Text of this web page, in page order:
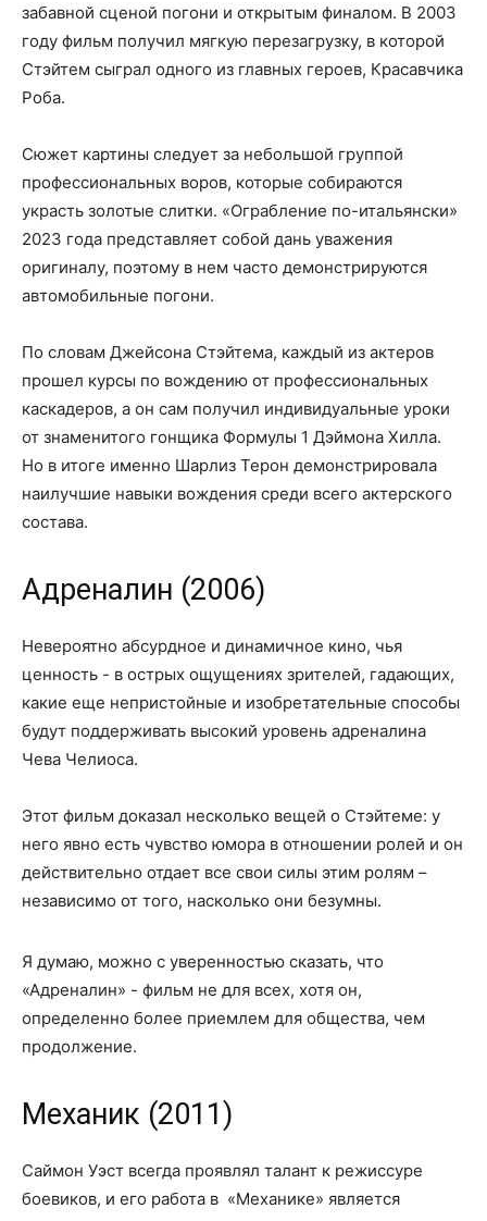
забавной сценой погони и открытым финалом. В 2003
году фильм получил мягкую перезагрузку, в которой
Стэйтем сыграл одного из главных героев, Красавчика
Роба.
Сюжет картины следует за небольшой группой
профессиональных воров, которые собираются
украсть золотые слитки. «Ограбление по-итальянски»
2023 года представляет собой дань уважения
оригиналу, поэтому в нем часто демонстрируются
автомобильные погони.
По словам Джейсона Стэйтема, каждый из актеров
прошел курсы по вождению от профессиональных
каскадеров, а он сам получил индивидуальные уроки
от знаменитого гонщика Формулы 1 Дэймона Хилла.
Но в итоге именно Шарлиз Терон демонстрировала
наилучшие навыки вождения среди всего актерского
состава.
Адреналин (2006)
Невероятно абсурдное и динамичное кино, чья
ценность - в острых ощущениях зрителей, гадающих,
какие еще непристойные и изобретательные способы
будут поддерживать высокий уровень адреналина
Чева Челиоса.
Этот фильм доказал несколько вещей о Стэйтеме: у
него явно есть чувство юмора в отношении ролей и он
действительно отдает все свои силы этим ролям –
независимо от того, насколько они безумны.
Я думаю, можно с уверенностью сказать, что
«Адреналин» - фильм не для всех, хотя он,
определенно более приемлем для общества, чем
продолжение.
Механик (2011)
Саймон Уэст всегда проявлял талант к режиссуре
боевиков, и его работа в «Механике» является